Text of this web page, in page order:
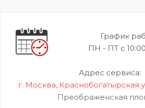
График
ПН - ПТ с
Адрес сервиса:
г. Москва, Краснобогатырская
Преображенская